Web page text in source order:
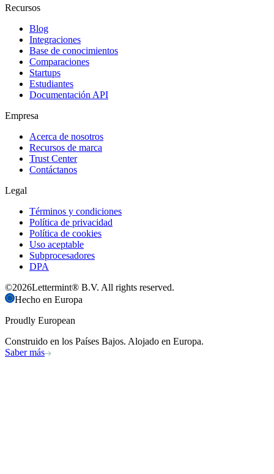
Recursos
Blog
Integraciones
Base de conocimientos
Comparaciones
Startups
Estudiantes
Documentación API
Empresa
Acerca de nosotros
Recursos de marca
Trust Center
Contáctanos
Legal
Términos y condiciones
Política de privacidad
Política de cookies
Uso aceptable
Subprocesadores
DPA
©2026Lettermint® B.V. All rights reserved.
Hecho en Europa
Proudly European
Construido en los Países Bajos. Alojado en Europa.
Saber más